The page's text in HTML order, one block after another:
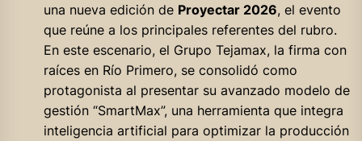
una nueva edición de Proyectar 2026, el evento
que reúne a los principales referentes del rubro.
En este escenario, el Grupo Tejamax, la firma con
raíces en Río Primero, se consolidó como
protagonista al presentar su avanzado modelo de
gestión “SmartMax”, una herramienta que integra
inteligencia artificial para optimizar la producción